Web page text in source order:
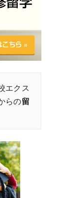
エクス
らの留